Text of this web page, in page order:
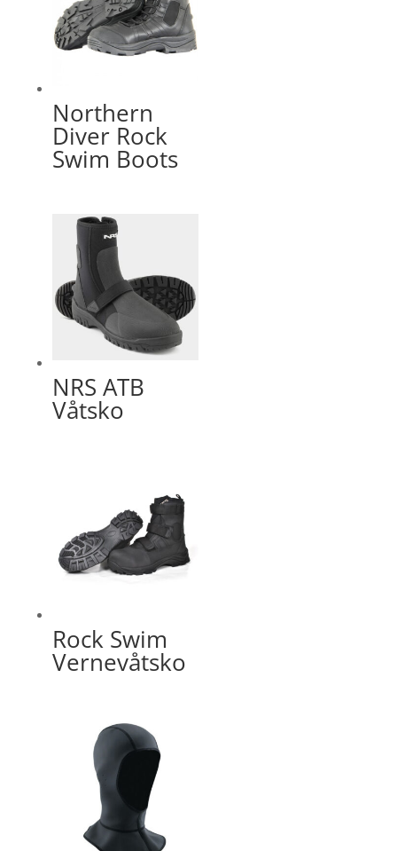
Northern
Diver Rock
Swim Boots
NRS ATB
Våtsko
Rock Swim
Vernevåtsko